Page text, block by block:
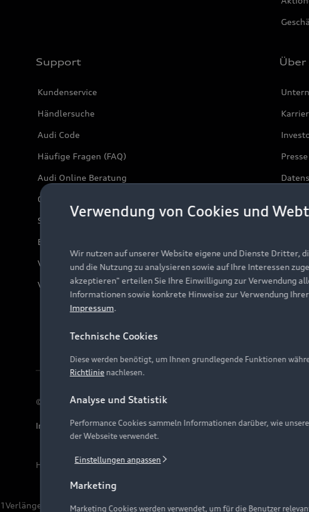
Support
Kundenservice
Händlersuche
Audi Code
Häufige Fragen (FAQ)
Audi Online Beratung
Online-Terminvereinbarung
Servicekontakt
Bordbuch & Bedienungsanleitungen
Verträge kündigen
Vertrag widerrufen
Über
© 2026 AUDI AG. Alle Rechte vorbehalten
Impressum Rechtliches Hinweisgebersystem
Hinweis: Die aktuelle Darstellung und Anordnung der Embleme
1Verlängerung vorbehalten.
Verwendung von Cookies und
Wir nutzen auf unserer Website eigene und Dienste Dritter,
und die Nutzung zu analysieren sowie auf Ihre Interessen
akzeptieren" erteilen Sie Ihre Einwilligung zur Verwendung
Informationen sowie konkrete Hinweise zur Verwendung
Impressum.
Technische Cookies
Diese werden benötigt, um Ihnen grundlegende Funktionen
Richtlinie nachlesen.
Analyse und Statistik
Performance Cookies sammeln Informationen darüber, wie
der Webseite verwendet.
Einstellungen anpassen
Marketing
Marketing Cookies werden verwendet, um für die Benutzer